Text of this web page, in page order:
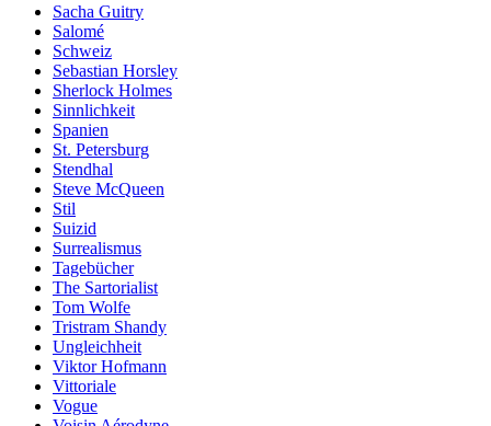
Sacha Guitry
Salomé
Schweiz
Sebastian Horsley
Sherlock Holmes
Sinnlichkeit
Spanien
St. Petersburg
Stendhal
Steve McQueen
Stil
Suizid
Surrealismus
Tagebücher
The Sartorialist
Tom Wolfe
Tristram Shandy
Ungleichheit
Viktor Hofmann
Vittoriale
Vogue